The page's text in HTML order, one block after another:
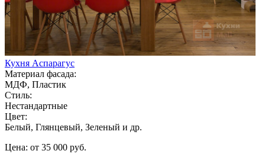
Кухня Аспарагус
Материал фасада:
МДФ, Пластик
Стиль:
Нестандартные
Цвет:
Белый, Глянцевый, Зеленый и др.
Цена: от 35 000 руб.